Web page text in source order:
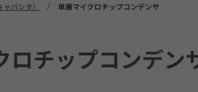
パシタ） 単層マイクロチップコンデンサ
ロチップコンデン